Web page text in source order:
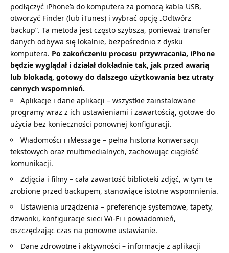
podłączyć iPhone’a do komputera za pomocą kabla USB,
otworzyć Finder (lub iTunes) i wybrać opcję „Odtwórz
backup”. Ta metoda jest często szybsza, ponieważ transfer
danych odbywa się lokalnie, bezpośrednio z dysku
komputera. Po zakończeniu procesu przywracania, iPhone
będzie wyglądał i działał dokładnie tak, jak przed awarią
lub blokadą, gotowy do dalszego użytkowania bez utraty
cennych wspomnień.
Aplikacje i dane aplikacji – wszystkie zainstalowane
programy wraz z ich ustawieniami i zawartością, gotowe do
użycia bez konieczności ponownej konfiguracji.
Wiadomości i iMessage – pełna historia konwersacji
tekstowych oraz multimedialnych, zachowując ciągłość
komunikacji.
Zdjęcia i filmy – cała zawartość biblioteki zdjęć, w tym te
zrobione przed backupem, stanowiące istotne wspomnienia.
Ustawienia urządzenia – preferencje systemowe, tapety,
dzwonki, konfiguracje sieci Wi-Fi i powiadomień,
oszczędzając czas na ponowne ustawianie.
Dane zdrowotne i aktywności – informacje z aplikacji